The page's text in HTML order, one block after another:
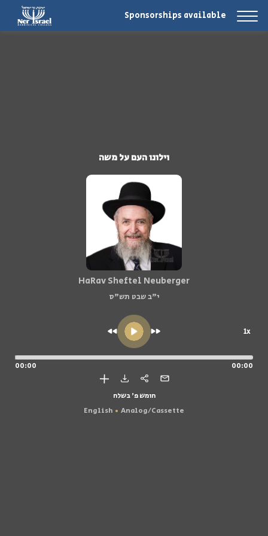
Sponsorships available
וילונו העם על משה
HaRav Sheftel Neuberger
י"ב שבט תש"ס
1x
00:00 00:00
חומש פ' בשלח
English
Analog/Cassette